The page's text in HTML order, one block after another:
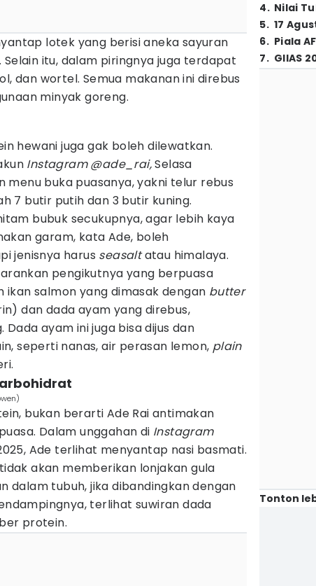
lotek yang berisi aneka sayuran
itu, dalam piringnya juga terdapat
dan wortel. Semua makanan ini direbus
minyak goreng.
hewani juga gak boleh dilewatkan.
Instagram @ade_rai,Selasa
buka puasanya, yakni telur rebus
7 butir putih dan 3 butir kuning.
bubuk secukupnya, agar lebih kaya
garam, kata Ade, boleh
jenisnya harus seasaltatau himalaya.
pengikutnya yang berpuasa
ikan salmon yang dimasak dengan butter
dan dada ayam yang direbus,
ayam ini juga bisa dijus dan
seperti nanas, air perasan lemon, plain
bukan berarti Ade Rai antimakan
Dalam unggahan di Instagram
Ade terlihat menyantap nasi basmati.
akan memberikan lonjakan gula
dalam tubuh, jika dibandingkan dengan
terlihat suwiran dada
protein.
4. Nilai
5. 17
6. Piala
7. GIIAS
Tonton